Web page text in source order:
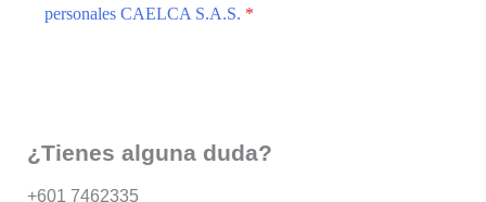
personales CAELCA S.A.S. *
¿Tienes alguna duda?
+601 7462335